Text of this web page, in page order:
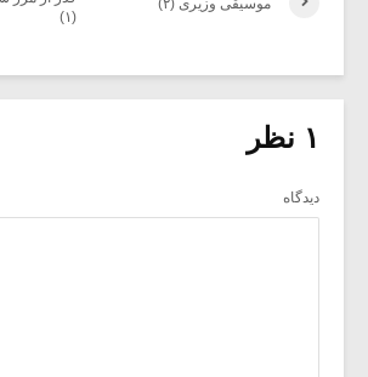
(۱)
موسیقی وزیری (۲)
۱ نظر
دیدگاه